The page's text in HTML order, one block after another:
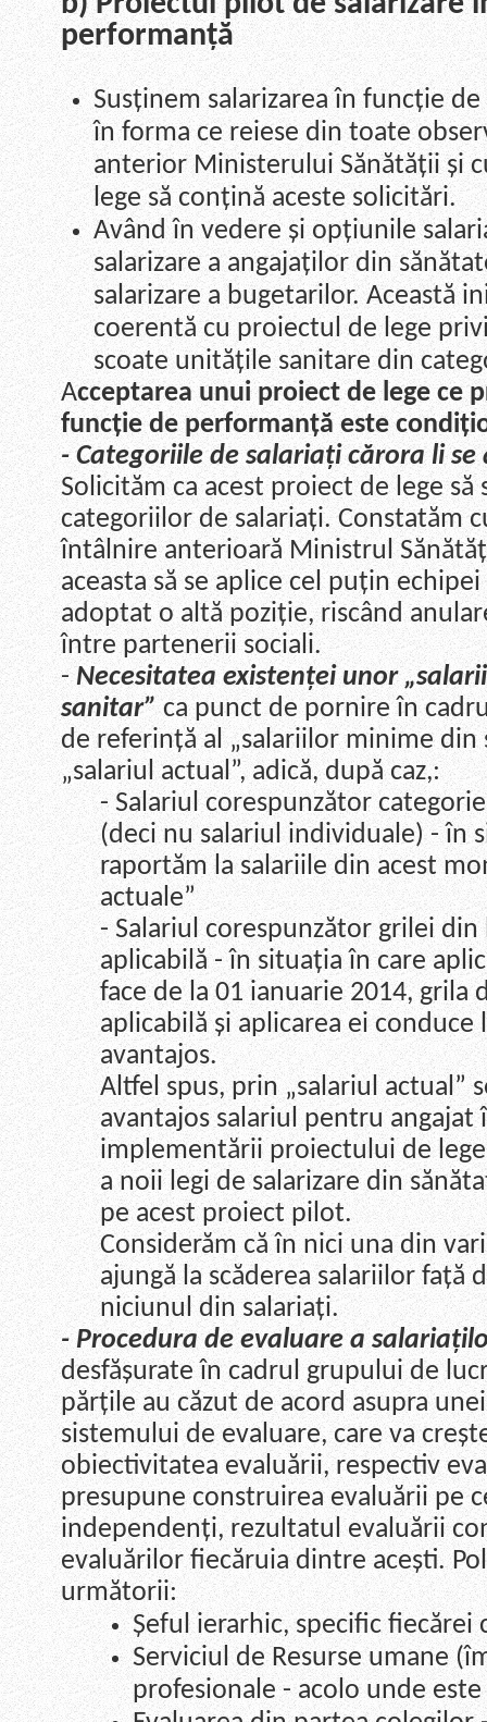
performanță
Susținem salarizarea în funcție
în forma ce reiese din toate
anterior Ministerului Sănătății și
lege să conțină aceste solicitări.
Având în vedere și opțiunile
salarizare a angajaților din
salarizare a bugetarilor. Această
coerentă cu proiectul de lege
scoate unitățile sanitare din
Acceptarea unui proiect de lege ce
funcție de performanță este
- Categoriile de salariați cărora li
Solicităm ca acest proiect de lege
categoriilor de salariați. Constatăm
întâlnire anterioară Ministrul
aceasta să se aplice cel puțin
adoptat o altă poziție, riscând
între partenerii sociali.
-Necesitatea existenței unor
sanitar”ca punct de pornire în
de referință al„salariilor minime din
„salariul actual”, adică, după caz,:
- Salariul corespunzător
(deci nu salariul individuale) - în
raportăm la salariile din acest
actuale”
- Salariul corespunzător grilei din
aplicabilă - în situația în care
face de la 01 ianuarie 2014, grila
aplicabilă și aplicarea ei conduce
avantajos.
Altfel spus, prin „salariul actual”
avantajos salariul pentru angajat
implementării proiectului de
a noii legi de salarizare din
pe acest proiect pilot.
Considerăm că în nici una din
ajungă la scăderea salariilor față
niciunul din salariați.
- Procedura de evaluare a
desfășurate în cadrul grupului de
părțile au căzut de acord asupra
sistemului de evaluare, care va
obiectivitatea evaluării, respectiv
presupune construirea evaluării pe
independenți, rezultatul evaluării
evaluărilor fiecăruia dintre acești.
următorii:
Șeful ierarhic, specific fiecărei
Serviciul de Resurse umane
profesionale - acolo unde este